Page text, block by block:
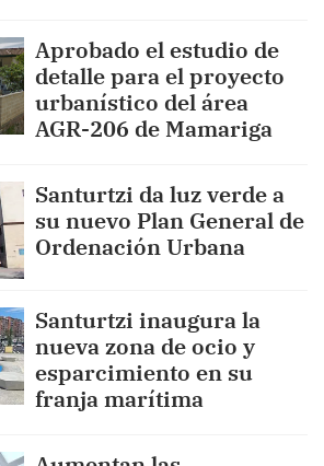
Aprobado el estudio de
detalle para el proyecto
urbanístico del área
AGR-206 de Mamariga
Santurtzi da luz verde a
su nuevo Plan General de
Ordenación Urbana
Santurtzi inaugura la
nueva zona de ocio y
esparcimiento en su
franja marítima